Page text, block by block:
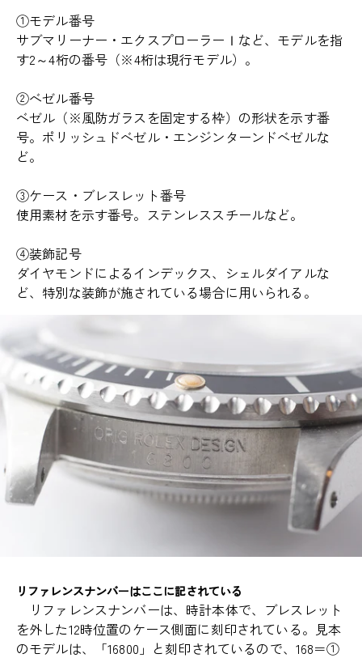
①モデル番号
サブマリーナー・エクスプローラーⅠなど、モデルを指
す2～4桁の番号（※4桁は現行モデル）。
②ベゼル番号
ベゼル（※風防ガラスを固定する枠）の形状を示す番
号。ポリッシュドベゼル・エンジンターンドベゼルな
ど。
③ケース・ブレスレット番号
使用素材を示す番号。ステンレススチールなど。
④装飾記号
ダイヤモンドによるインデックス、シェルダイアルな
ど、特別な装飾が施されている場合に用いられる。
リファレンスナンバーはここに記されている
リファレンスナンバーは、時計本体で、ブレスレット
を外した12時位置のケース側面に刻印されている。見本
のモデルは、「16800」と刻印されているので、168＝①